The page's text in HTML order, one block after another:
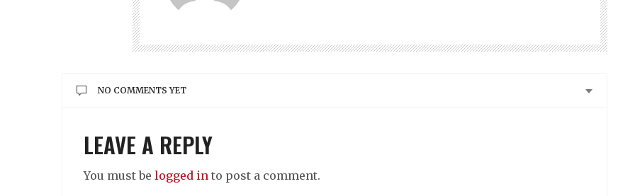
NO COMMENTS YET
LEAVE A REPLY
You must be logged in to post a comment.